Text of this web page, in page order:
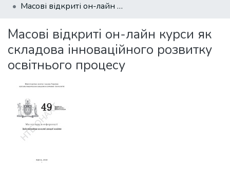
Масові відкриті он-лайн курси як складова інноваційного розвитку освітнього процесу
Масові відкриті он-лайн курси як
складова інноваційного розвитку
освітнього процесу